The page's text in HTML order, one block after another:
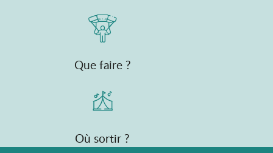
Que faire ?
Où sortir ?